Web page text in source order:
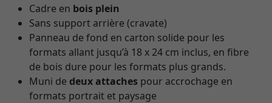
Cadre en bois plein
Sans support arrière (cravate)
Panneau de fond en carton solide pour les
formats allant jusqu’à 18 x 24 cm inclus, en fibre
de bois dure pour les formats plus grands.
Muni de deux attaches pour accrochage en
formats portrait et paysage